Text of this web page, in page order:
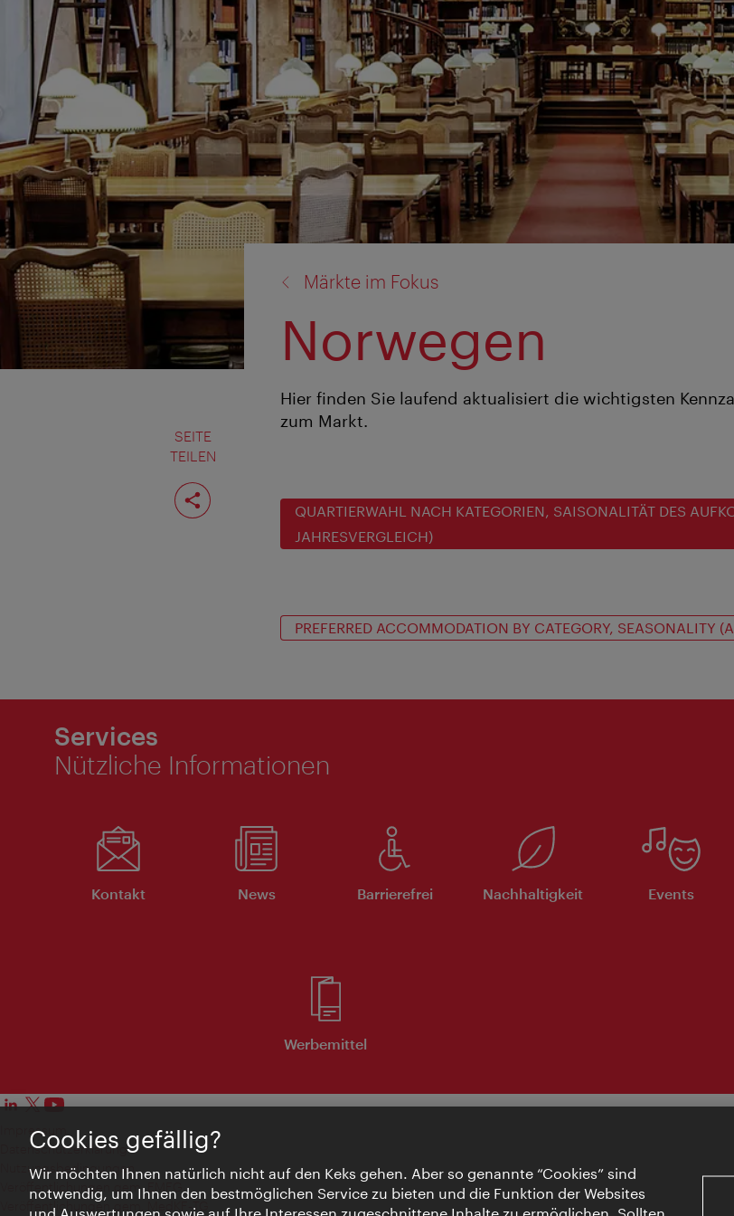
SEITE
TEILEN
Seite
teilen
Märkte im Fokus
Norwegen
Hier finden Sie laufend aktualisiert die wichtigsten
zum Markt.
QUARTIERWAHL NACH KATEGORIEN, SAISONALITÄT DES
JAHRESVERGLEICH)
PREFERRED ACCOMMODATION BY CATEGORY, SEASONALITY
Services
Nützliche Informationen
Kontakt News Barrierefrei Nachhaltigkeit Events
Werbemittel
Impressum
Datenschutzerklärung
Nutzungsbedingungen
Veröffentlichungen gem. EMFG
Veröffentlichungen gem. MedKF‑TG
Cookies gefällig?
Wir möchten Ihnen natürlich nicht auf den Keks gehen. Aber so genannte “Cookies” sind
notwendig, um Ihnen den bestmöglichen Service zu bieten und die Funktion der Websites